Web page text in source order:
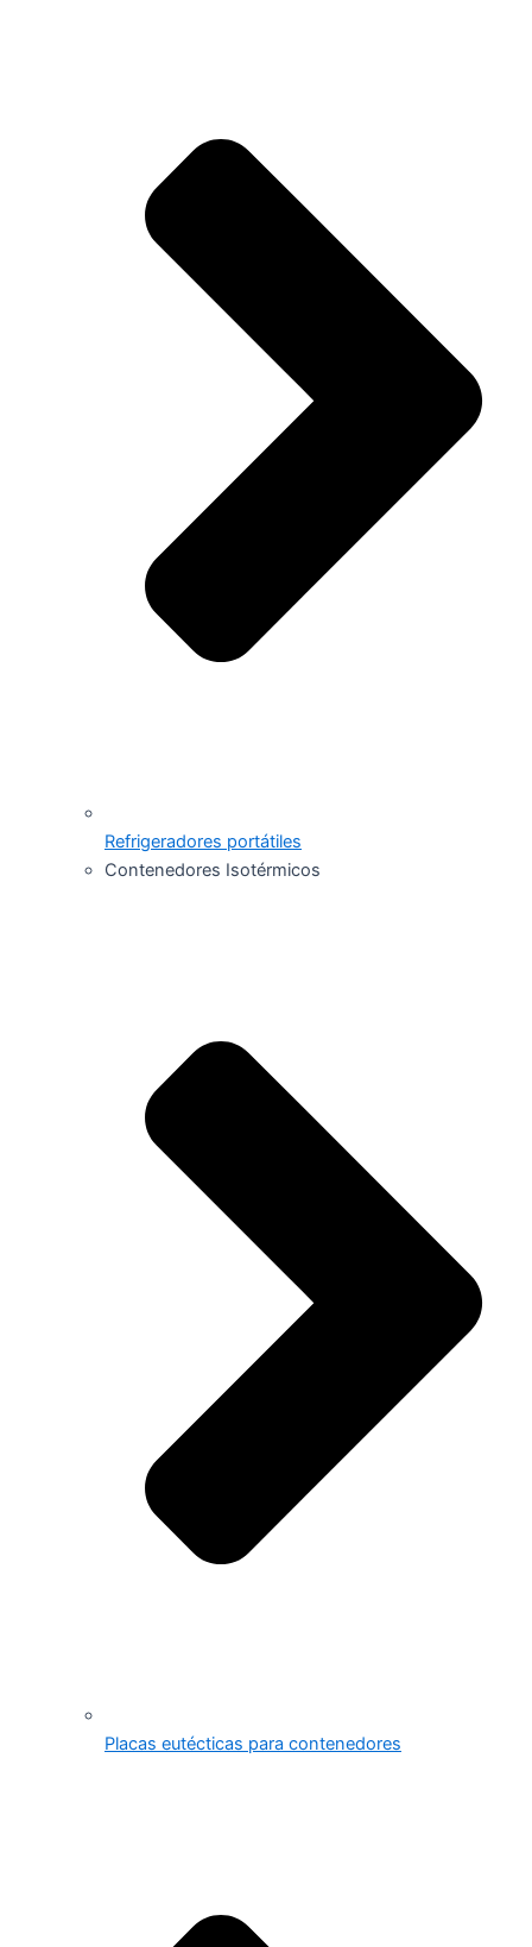
Refrigeradores portátiles
Contenedores Isotérmicos
Placas eutécticas para contenedores